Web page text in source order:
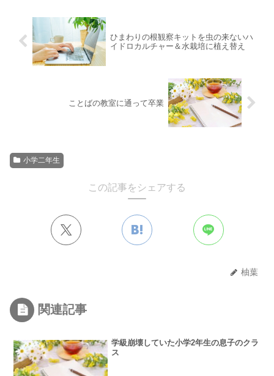
ひまわりの根観察キットを虫の来ないハ
イドロカルチャー＆水栽培に植え替え
ことばの教室に通って卒業
小学二年生
この記事をシェアする
柚葉
関連記事
学級崩壊していた小学2年生の息子のクラ
ス